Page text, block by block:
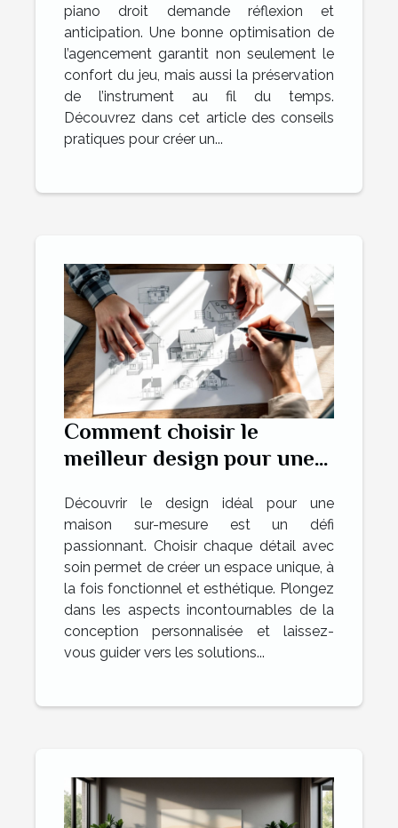
piano droit demande réflexion et
anticipation. Une bonne optimisation de
l’agencement garantit non seulement le
confort du jeu, mais aussi la préservation
de l’instrument au fil du temps.
Découvrez dans cet article des conseils
pratiques pour créer un...
Comment choisir le
meilleur design pour une
Découvrir le design idéal pour une
maison sur-mesure est un défi
passionnant. Choisir chaque détail avec
soin permet de créer un espace unique, à
la fois fonctionnel et esthétique. Plongez
dans les aspects incontournables de la
conception personnalisée et laissez-
vous guider vers les solutions...